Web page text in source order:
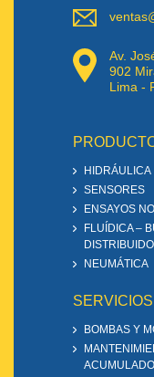
Av.
902
Lima -
HIDRÁULICA
SENSORES
ENSAYOS
FLUÍDICA –
NEUMÁTICA
SERVICIOS
BOMBAS Y